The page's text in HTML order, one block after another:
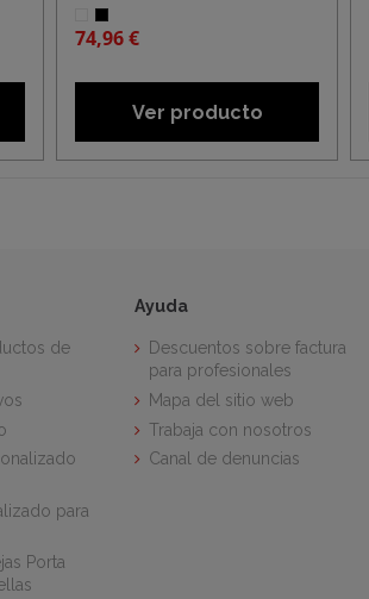
74,96 €
Ver producto
de
para
Porta
Ayuda
Descuentos sobre factura
para profesionales
Mapa del sitio web
Trabaja con nosotros
Canal de denuncias